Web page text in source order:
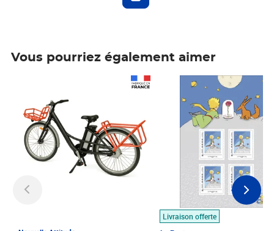
Vous pourriez également aimer
Livraison offerte
Prix 7,50€